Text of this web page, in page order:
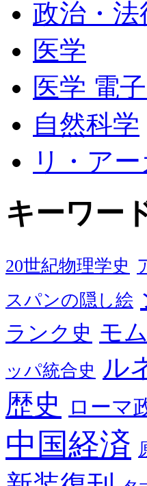
政治・法
医学
医学 電
自然科学
リ・ア
キーワー
20世紀物理学史
スパンの隠し絵
ランク史 モ
ッパ統合史 ル
歴史 ローマ
中国経済